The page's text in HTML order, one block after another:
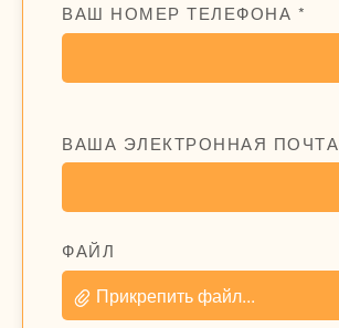
ВАШ НОМЕР ТЕЛЕФОНА *
ВАША ЭЛЕКТРОННАЯ ПОЧТА
ФАЙЛ
Прикрепить файл...